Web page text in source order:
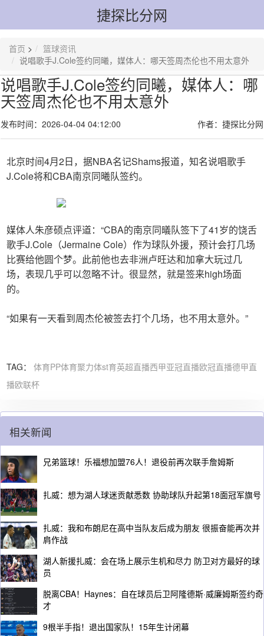
捷探比分网
首页 >
篮球资讯
说唱歌手J.Cole签约同曦，媒体人：哪天签周杰伦也不用太意外
说唱歌手J.Cole签约同曦，媒体人：哪
天签周杰伦也不用太意外
发布时间：2026-04-04 04:12:00 作者：捷探比分网
北京时间4月2日，据NBA名记Shams报道，知名说唱歌手
J.Cole将和CBA南京同曦队签约。
媒体人朱彦硕点评道：“CBA的南京同㬢队签下了41岁的饶舌
歌手J.Cole（Jermaine Cole）作为球队外援，预计会打几场
比赛给他圆个梦。此前他也去非洲卢旺达和加拿大玩过几
场，表现几乎可以忽略不计。很显然，就是签来high场面
的。
“如果有一天看到周杰伦被签去打个几场，也不用太意外。”
TAG： 体育PP体育聚力体st育英超直播西甲亚冠直播欧冠直播德甲直
播欧联杯
相关新闻
兄弟篮球！乐福想加盟76人！退役前再次联手詹姆斯
扎威：想为湖人球迷贡献悉数 协助球队升起第18面冠军旗号
扎威：我和布朗尼在高中当队友后成为朋友 很振奋能再次并
肩作战
湖人新援扎威：会在场上展示生机和尽力 防卫对方最好的球
员
脱离CBA！Haynes：自在球员后卫阿隆德斯·威廉姆斯签约奇
才
9根半手指！退出国家队！15年生计闭幕